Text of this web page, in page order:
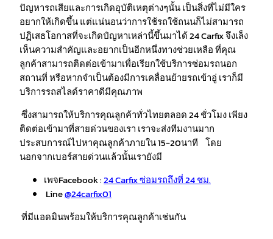
ปัญหารถเสียและการเกิดอุบัติเหตุต่างๆนั้น เป็นสิ่งที่ไม่มีใคร
อยากให้เกิดขึ้น แต่แน่นอนว่าการใช้รถใช้ถนนก็ไม่สามารถ
ปฏิเสธโอกาสที่จะเกิดปํญหาเหล่านี้ขึ้นมาได้ 24 Carfix จึงเล็ง
เห็นความสำคัญและอยากเป็นอีกหนึ่งทางช่วยเหลือ ที่คุณ
ลูกค้าสามารถติดต่อเข้ามาเพื่อเรียกใช้บริการซ่อมรถนอก
สถานที่ หรือหากจำเป็นต้องมีการเคลื่อนย้ายรถเข้าอู่ เราก็มี
บริการรถสไลด์ราคาดีมีคุณภาพ
ซึ่งสามารถให้บริการคุณลูกค้าทั่วไทยตลอด 24 ชั่วโมง เพียง
ติดต่อเข้ามาที่สายด่วนของเรา เราจะส่งทีมงานมาก
ประสบการณ์ไปหาคุณลูกค้าภายใน 15-20นาที โดย
นอกจากเบอร์สายด่วนแล้วนั้นเรายังมี
เพจFacebook :24 Carfix ซ่อมรถถึงที่ 24 ชม.
Line@24carfix01
ที่มีแอดมินพร้อมให้บริการคุณลูกค้าเช่นกัน